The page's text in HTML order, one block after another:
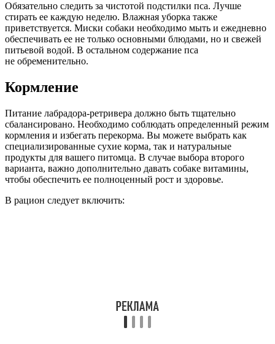
Обязательно следить за чистотой подстилки пса. Лучше
стирать ее каждую неделю. Влажная уборка также
приветствуется. Миски собаки необходимо мыть и ежедневно
обеспечивать ее не только основными блюдами, но и свежей
питьевой водой. В остальном содержание пса
не обременительно.
Кормление
Питание лабрадора-ретривера должно быть тщательно
сбалансировано. Необходимо соблюдать определенный режим
кормления и избегать перекорма. Вы можете выбрать как
специализированные сухие корма, так и натуральные
продукты для вашего питомца. В случае выбора второго
варианта, важно дополнительно давать собаке витамины,
чтобы обеспечить ее полноценный рост и здоровье.
В рацион следует включить: